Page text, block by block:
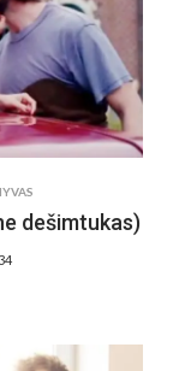
dešimtukas)